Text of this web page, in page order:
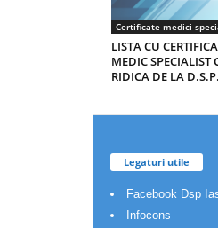
Certificate medici
LISTA CU
MEDIC SPECIALIST
RIDICA DE LA
Legaturi utile
Facebook Dsp
Infocons